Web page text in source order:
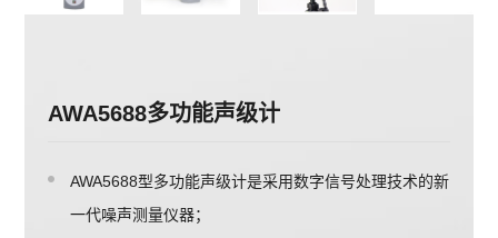
AWA5688多功能声级计
AWA5688型多功能声级计是采用数字信号处理技术的新
一代噪声测量仪器；